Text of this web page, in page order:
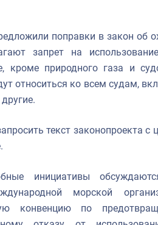
поправки в закон об
запрет на
кроме природного газа и
относиться ко всем судам,
текст законопроекта с
инициативы
морской
конвенцию по